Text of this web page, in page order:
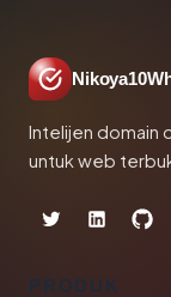
Intelijen domain
untuk web
PRODUK